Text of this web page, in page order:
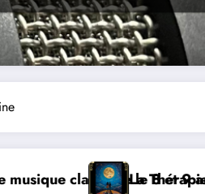
dimanche 9 à